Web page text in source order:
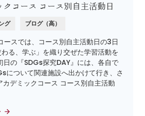
クコース コース別自主活動日
グ ブログ（高）
ースでは、コース別自主活動日の3日
る、学ぶ」を織り交ぜた学習活動を
日の『SDGs探究DAY』には、各自で
について関連施設へ出かけて行き、さ
カデミックコース コース別自主活動